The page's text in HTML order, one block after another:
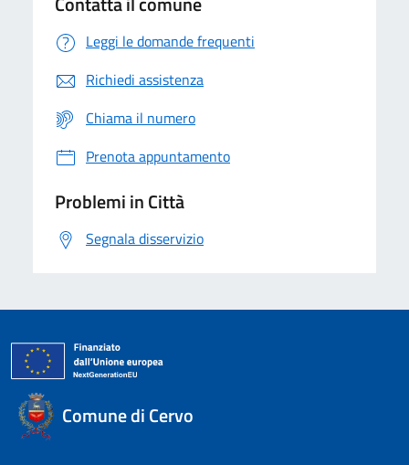
Leggi le domande frequenti
Richiedi assistenza
Chiama il numero
Prenota appuntamento
Problemi in Città
Segnala disservizio
Comune di Cervo